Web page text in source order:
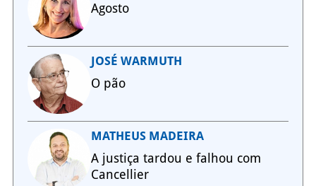
Agosto
JOSÉ WARMUTH
O pão
MATHEUS MADEIRA
A justiça tardou e falhou com
Cancellier